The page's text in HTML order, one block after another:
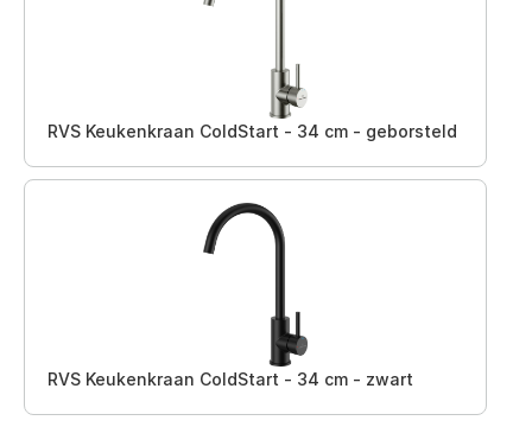
RVS Keukenkraan ColdStart - 34 cm - geborsteld
RVS Keukenkraan ColdStart - 34 cm - zwart